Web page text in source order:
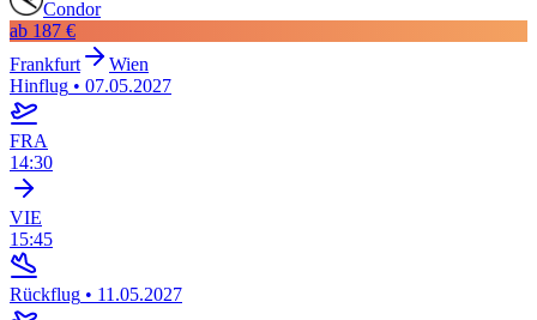
Condor
ab 187 €
Frankfurt
Wien
Hinflug • 07.05.2027
FRA
14:30
VIE
15:45
Rückflug • 11.05.2027